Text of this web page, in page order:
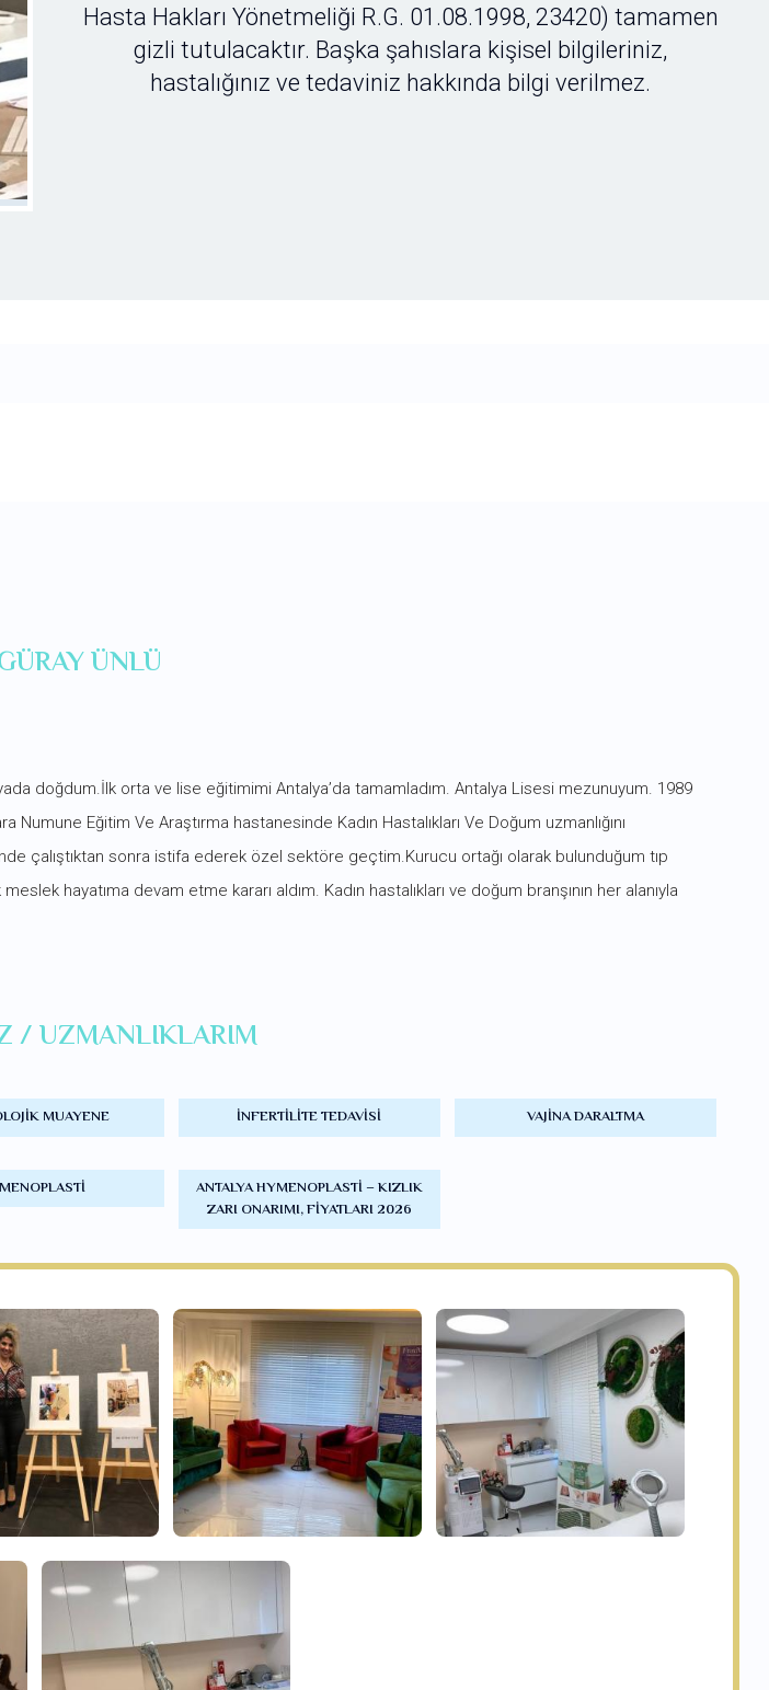
Hasta Hakları Yönetmeliği R.G. 01.08.1998, 23420) tamamen
gizli tutulacaktır. Başka şahıslara kişisel bilgileriniz,
hastalığınız ve tedaviniz hakkında bilgi verilmez.
ÜNLÜ
doğdum.İlk orta ve lise eğitimimi Antalya’da tamamladım. Antalya Lisesi mezunuyum. 1989
Eğitim Ve Araştırma hastanesinde Kadın Hastalıkları Ve Doğum uzmanlığını
çalıştıktan sonra istifa ederek özel sektöre geçtim.Kurucu ortağı olarak bulunduğum tıp
hayatıma devam etme kararı aldım. Kadın hastalıkları ve doğum branşının her alanıyla
/ UZMANLIKLARIM
MUAYENE INFERTILITE TEDAVISI VAJINA DARALTMA
ANTALYA HYMENOPLASTI – KIZLIK
ZARI ONARIMI, FIYATLARI 2026